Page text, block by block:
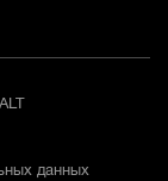
данных